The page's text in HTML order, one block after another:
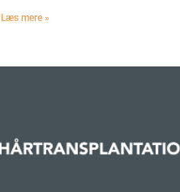
Læs mere »